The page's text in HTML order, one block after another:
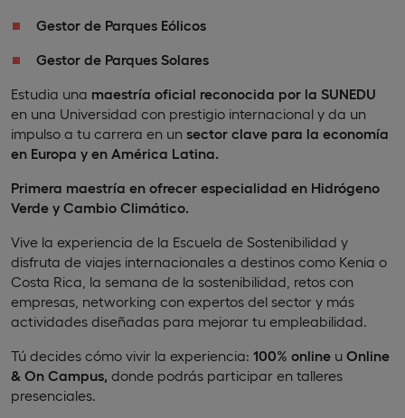
Gestor de Parques Eólicos
Gestor de Parques Solares
Estudia una maestría oficial reconocida por la SUNEDU
en una Universidad con prestigio internacional y da un
impulso a tu carrera en un sector clave para la economía
en Europa y en América Latina.
Primera maestría en ofrecer especialidad en Hidrógeno
Verde y Cambio Climático.
Vive la experiencia de la Escuela de Sostenibilidad y
disfruta de viajes internacionales a destinos como Kenia o
Costa Rica, la semana de la sostenibilidad, retos con
empresas, networking con expertos del sector y más
actividades diseñadas para mejorar tu empleabilidad.
Tú decides cómo vivir la experiencia: 100% online u Online
& On Campus, donde podrás participar en talleres
presenciales.